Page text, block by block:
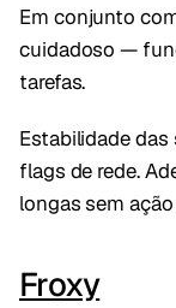
Em conjunto
cuidadoso —
tarefas.
Estabilidade
flags de rede.
longas sem
Froxy